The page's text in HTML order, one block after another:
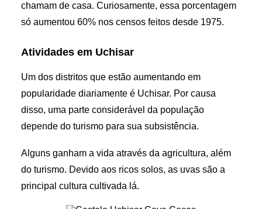
chamam de casa. Curiosamente, essa porcentagem
só aumentou 60% nos censos feitos desde 1975.
Atividades em Uchisar
Um dos distritos que estão aumentando em
popularidade diariamente é Uchisar. Por causa
disso, uma parte considerável da população
depende do turismo para sua subsistência.
Alguns ganham a vida através da agricultura, além
do turismo. Devido aos ricos solos, as uvas são a
principal cultura cultivada lá.